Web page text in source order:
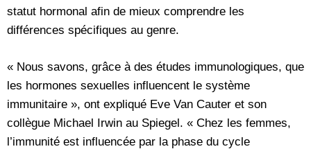
statut hormonal afin de mieux comprendre les
différences spécifiques au genre.
« Nous savons, grâce à des études immunologiques, que
les hormones sexuelles influencent le système
immunitaire », ont expliqué Eve Van Cauter et son
collègue Michael Irwin au Spiegel. « Chez les femmes,
l’immunité est influencée par la phase du cycle